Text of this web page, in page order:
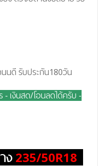
นดี รับประกัน180วัน
- เงินสด/โอนลดได้ครับ -
ง 235/50R18